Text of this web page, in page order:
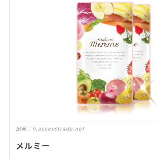
出典： h.accesstrade.net
メルミー